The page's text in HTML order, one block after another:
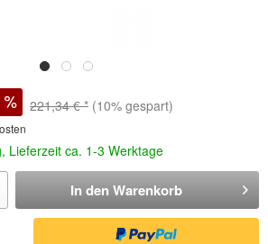
221,34 € * (10% gespart)
Lieferzeit ca. 1-3 Werktage
In den Warenkorb